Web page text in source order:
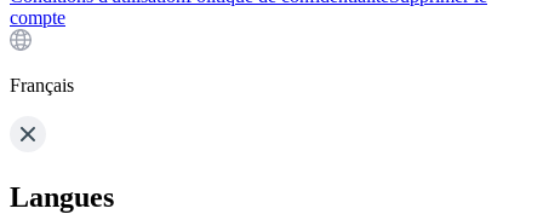
compte
Français
Langues